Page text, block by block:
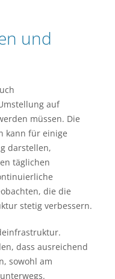
und
auf
müssen. Die
kann für einige
darstellen,
täglichen
die die
stetig verbessern.
dass ausreichend
sowohl am